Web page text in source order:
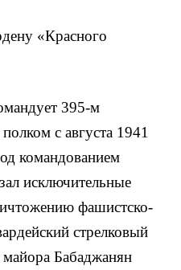
«Красного
395-м
с августа 1941
командованием
исключительные
фашистско-
стрелковый
Бабаджанян